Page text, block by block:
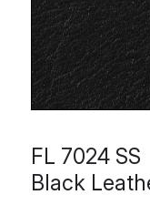
FL 7024 SS
Black